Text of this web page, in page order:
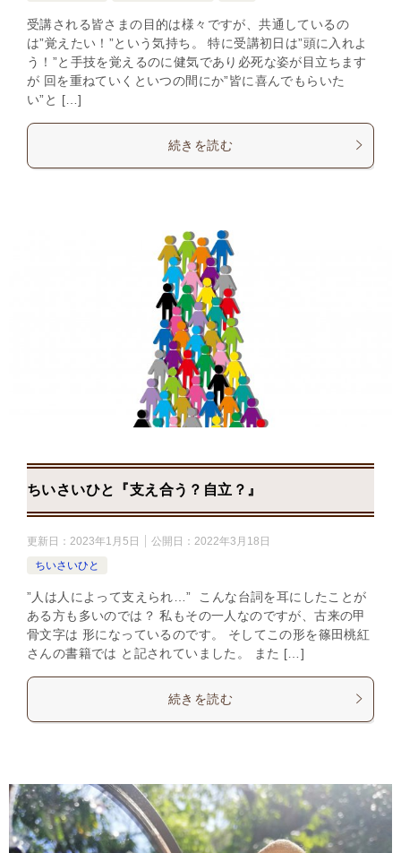
受講される皆さまの目的は様々ですが、共通しているの
は”覚えたい！”という気持ち。 特に受講初日は”頭に入れよ
う！”と手技を覚えるのに健気であり必死な姿が目立ちます
が 回を重ねていくといつの間にか”皆に喜んでもらいた
い”と […]
続きを読む
ちいさいひと『支え合う？自立？』
更新日： 2023年1月5日 公開日： 2022年3月18日
ちいさいひと
”人は人によって支えられ…” こんな台詞を耳にしたことが
ある方も多いのでは？ 私もその一人なのですが、古来の甲
骨文字は 形になっているのです。 そしてこの形を篠田桃紅
さんの書籍では と記されていました。 また […]
続きを読む